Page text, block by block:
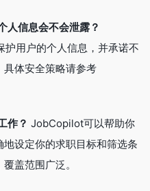
信息会不会泄露？
用户的个人信息，并承诺不
体安全策略请参考
作？ JobCopilot可以帮助你
设定你的求职目标和筛选条
盖范围广泛。